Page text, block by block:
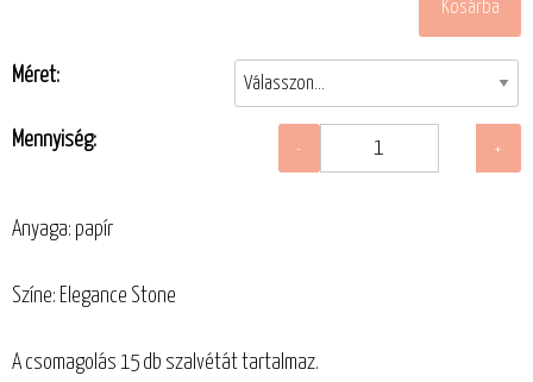
Méret:
Mennyiség:
Anyaga: papír
Színe: Elegance Stone
A csomagolás 15 db szalvétát tartalmaz.